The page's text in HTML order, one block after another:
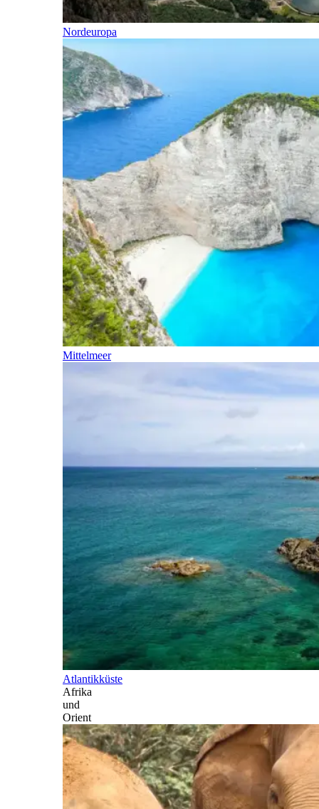
Nordeuropa
Mittelmeer
Atlantikküste
Afrika
und
Orient